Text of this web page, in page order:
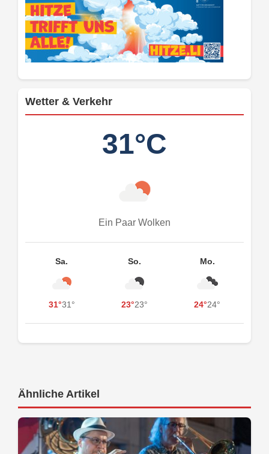
Wetter & Verkehr
31°C
Ein Paar Wolken
Sa.
31°31°
So.
23°23°
Mo.
24°24°
Ähnliche Artikel